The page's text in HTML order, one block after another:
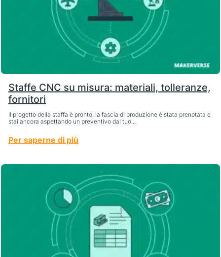
Staffe CNC su misura: materiali, tolleranze,
fornitori
Il progetto della staffa è pronto, la fascia di produzione è stata prenotata e
stai ancora aspettando un preventivo dal tuo...
Per saperne di più